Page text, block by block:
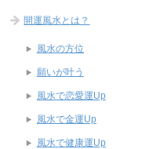
開運風水とは？
風水の方位
願いが叶う
風水で恋愛運Up
風水で金運Up
風水で健康運Up